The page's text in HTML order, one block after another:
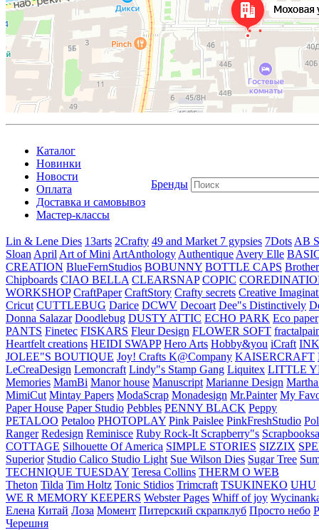
Каталог
Новинки
Новости
Оплата
Доставка и самовывоз
Мастер-классы
Бренды
Lin & Lene Dies 13arts 2Crafty 49 and Market 7 gypsies 7Dots AB
Sloan April Art of Mini ArtAnthology Authentique Avery Elle
CREATION BlueFernStudios BOBUNNY BOTTLE CAPS Brother
Chipboards CIAO BELLA CLEARSNAP COPIC
WORKSHOP CraftPaper CraftStory Crafty secrets Creative
Cricut CUTTLEBUG Darice DCWV Decoart Dee"s Distinctively
Donna Salazar Doodlebug DUSTY ATTIC ECHO PARK Eco paper
PANTS Finetec FISKARS Fleur Design FLOWER SOFT
Heartfelt creations HEIDI SWAPP Hero Arts Hobby&you iCraft
JOLEE"S BOUTIQUE Joy! Crafts K@Company KAISERCRAFT
LeCreaDesign Lemoncraft Lindy"s Stamp Gang Liquitex LITTLE
Memories MamBi Manor house Manuscript Marianne Design
MimiCut Mintay Papers ModaScrap Monadesign Mr.Painter My
Paper House Paper Studio Pebbles PENNY BLACK Peppy
PETALOO Petaloo PHOTOPLAY Pink Paislee PinkFreshStudio
Ranger Redesign Reminisce Ruby Rock-It Scrapberry"s
COTTAGE Silhouette Of America SIMPLE STORIES SIZZIX
Superior Studio Calico Studio Light Sue Wilson Dies Sugar Tree
TECHNIQUE TUESDAY Teresa Collins THERM O WEB
Theton Tilda Tim Holtz Tonic Stidios Trimcraft TSUKINEKO UHU
WE R MEMORY KEEPERS Webster Pages Whiff of joy
Елена Китай Лоза Момент Питерский скрапклуб Просто небо
Черешня